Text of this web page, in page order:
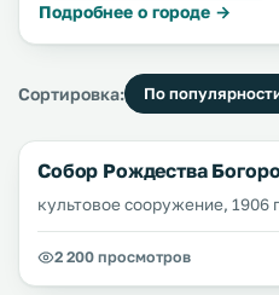
Подробнее о городе →
Сортировка: По
Собор Рождества
культовое сооружение, 1906
2 200 просмотров